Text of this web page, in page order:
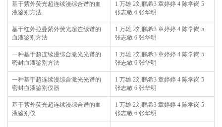
基于紫外荧光超连续漫综合谱的血
液鉴别方法
1 万雄 2刘鹏希3 章婷婷 4 陈学岗 5
张志敏 6 张华明
基于红外拉曼紫外荧光超连续谱的
血液鉴别方法
1 万雄 2刘鹏希3 章婷婷 4 陈学岗 5
张志敏 6 张华明
一种基于超连续漫综合激光光谱的
密封血液鉴别方法
1 万雄 2刘鹏希3 章婷婷 4 陈学岗 5
张志敏 6 张华明
一种基于超连续漫综合激光光谱的
密封血液鉴别仪器
1 万雄 2刘鹏希3 章婷婷 4 陈学岗 5
张志敏 6 张华明
基于紫外荧光超连续漫综合谱的血
液鉴别仪
1 万雄 2刘鹏希3 章婷婷 4 陈学岗 5
张志敏 6 张华明